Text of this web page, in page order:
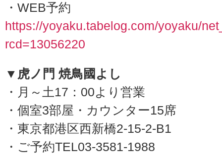
・WEB予約
https://yoyaku.tabelog.com/yoyaku/
rcd=13056220
▼虎ノ門 焼鳥國よし
・月～土17：00より営業
・個室3部屋・カウンター15席
・東京都港区西新橋2-15-2-B1
・ご予約TEL03-3581-1988